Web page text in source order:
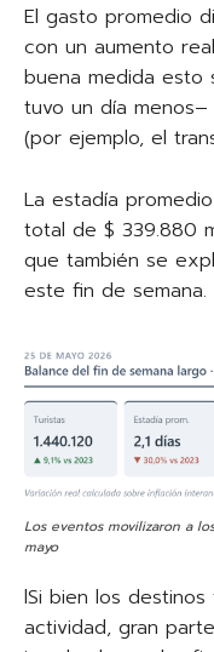
El gasto promedio
con un aumento
buena medida
tuvo un día
(por ejemplo, el
La estadía
total de $ 339.880
que también se
este fin de semana.
Los eventos movilizaron a
mayo
lSi bien los
actividad, gran